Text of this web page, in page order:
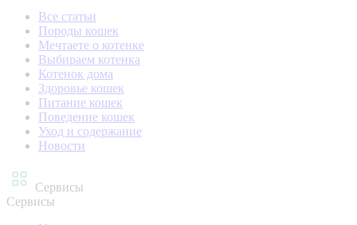
Все статьи
Породы кошек
Мечтаете о котенке
Выбираем котенка
Котенок дома
Здоровье кошек
Питание кошек
Поведение кошек
Уход и содержание
Новости
Сервисы
Сервисы